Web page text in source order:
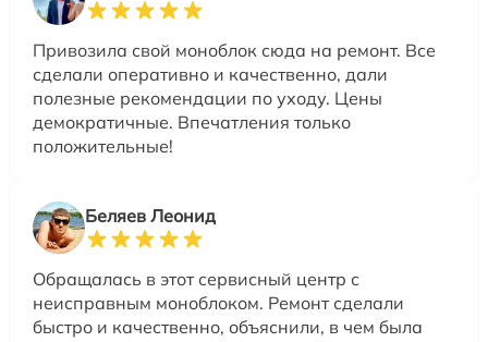
Привозила свой моноблок сюда на ремонт. Все
сделали оперативно и качественно, дали
полезные рекомендации по уходу. Цены
демократичные. Впечатления только
положительные!
Беляев Леонид
Обращалась в этот сервисный центр с
неисправным моноблоком. Ремонт сделали
быстро и качественно, объяснили, в чем была